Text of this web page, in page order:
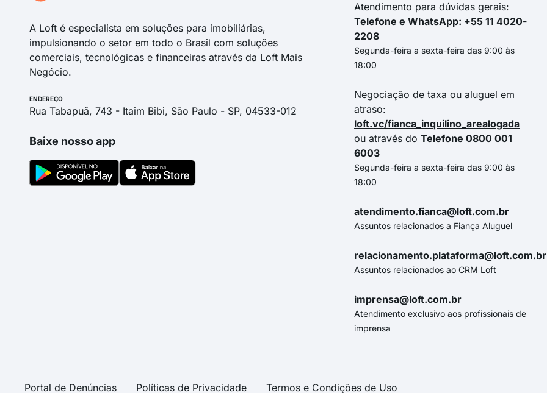
A Loft é especialista em soluções para imobiliárias,
impulsionando o setor em todo o Brasil com soluções
comerciais, tecnológicas e financeiras através da Loft Mais
Negócio.
ENDEREÇO
Rua Tabapuã, 743 - Itaim Bibi, São Paulo - SP, 04533-012
Baixe nosso app
Atendimento para dúvidas gerais:
Telefone e WhatsApp: +55 11 4020-
2208
Segunda-feira a sexta-feira das 9:00 às
18:00
Negociação de taxa ou aluguel em
atraso:
loft.vc/fianca_inquilino_arealogada
ou através do Telefone 0800 001
6003
Segunda-feira a sexta-feira das 9:00 às
18:00
atendimento.fianca@loft.com.br
Assuntos relacionados a Fiança Aluguel
relacionamento.plataforma@loft.com.br
Assuntos relacionados ao CRM Loft
imprensa@loft.com.br
Atendimento exclusivo aos profissionais de
imprensa
Portal de Denúncias Políticas de Privacidade Termos e Condições de Uso